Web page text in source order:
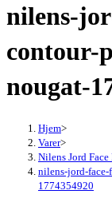
nilens-
contour-
nougat-
Hjem>
Varer>
Nilens Jord
nilens-jord-face-
1774354920